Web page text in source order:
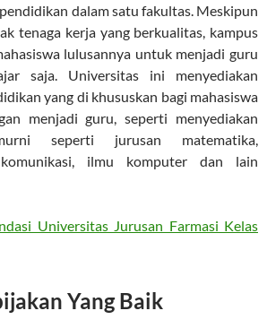
dalam satu fakultas. Meskipun
tenaga kerja yang berkualitas, kampus
lulusannya untuk menjadi guru
saja. Universitas ini menyediakan
yang di khususkan bagi mahasiswa
menjadi guru, seperti menyediakan
seperti jurusan matematika,
ilmu komputer dan lain
Universitas Jurusan Farmasi Kelas
Yang Baik